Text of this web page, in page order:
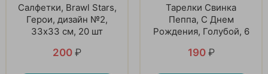
Салфетки, Brawl Stars,
Герои, дизайн №2,
33х33 см, 20 шт
200 ₽
Тарелки Свинка
Пеппа, С Днем
Рождения, Голубой, 6
190 ₽